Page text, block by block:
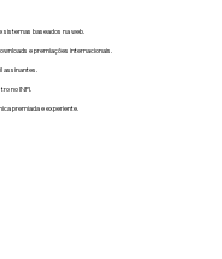
sistemas baseados na web.
e premiações internacionais.
assinantes.
no INPI.
premiada e experiente.